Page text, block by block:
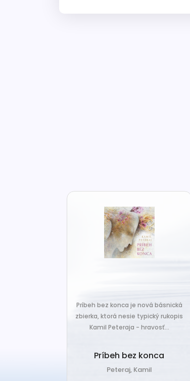
Príbeh bez konca je nová básnická
zbierka, ktorá nesie typický rukopis
Kamil Peteraja - hravosť...
Príbeh bez konca
Peteraj, Kamil